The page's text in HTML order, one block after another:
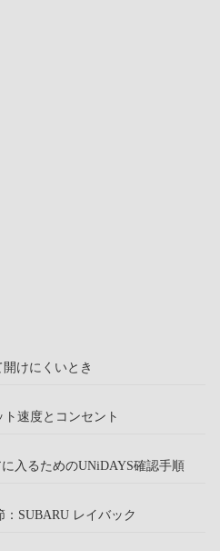
けにくいとき
速度とコンセント
入るためのUNiDAYS確認手順
SUBARU レイバック